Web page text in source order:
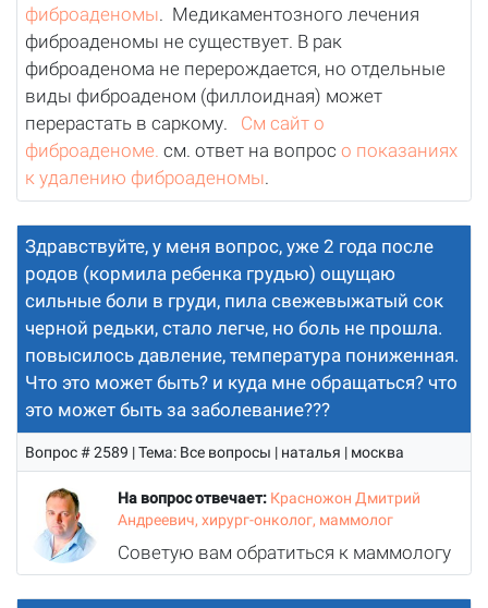
фиброаденомы. Медикаментозного лечения
фиброаденомы не существует. В рак
фиброаденома не перерождается, но отдельные
виды фиброаденом (филлоидная) может
перерастать в саркому. См сайт о
фиброаденоме. см. ответ на вопросо показаниях
к удалению фиброаденомы.
Здравствуйте, у меня вопрос, уже 2 года после
родов (кормила ребенка грудью) ощущаю
сильные боли в груди, пила свежевыжатый сок
черной редьки, стало легче, но боль не прошла.
повысилось давление, температура пониженная.
Что это может быть? и куда мне обращаться? что
это может быть за заболевание???
Вопрос # 2589 | Тема: Все вопросы | наталья | москва
На вопрос отвечает: Красножон Дмитрий
Андреевич, хирург-онколог, маммолог
Советую вам обратиться к маммологу